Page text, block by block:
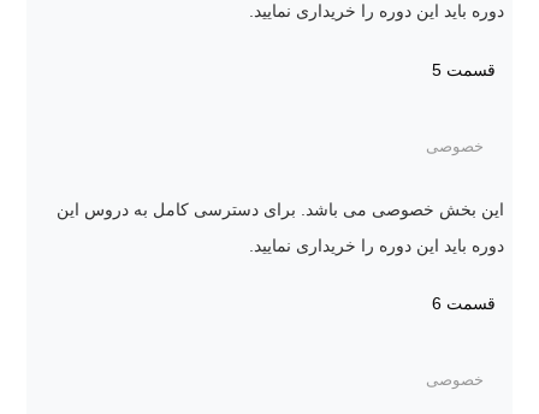
دوره باید این دوره را خریداری نمایید.
قسمت 5
خصوصی
این بخش خصوصی می باشد. برای دسترسی کامل به دروس این
دوره باید این دوره را خریداری نمایید.
قسمت 6
خصوصی